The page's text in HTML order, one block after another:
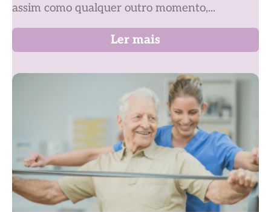
assim como qualquer outro momento,...
Ler mais